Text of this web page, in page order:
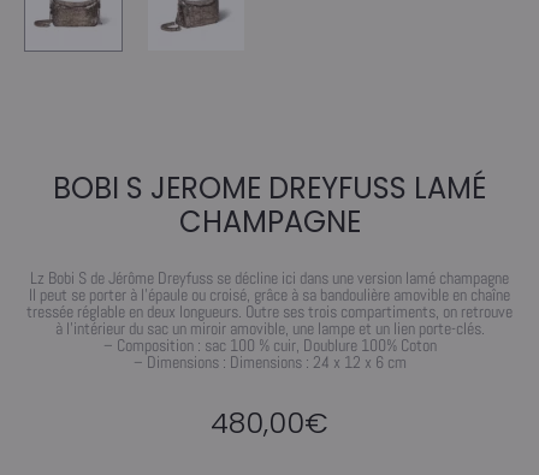
BOBI S JEROME DREYFUSS LAMÉ
CHAMPAGNE
Lz Bobi S de Jérôme Dreyfuss se décline ici dans une version lamé champagne
Il peut se porter à l’épaule ou croisé, grâce à sa bandoulière amovible en chaîne
tressée réglable en deux longueurs. Outre ses trois compartiments, on retrouve
à l’intérieur du sac un miroir amovible, une lampe et un lien porte-clés.
– Composition : sac 100 % cuir, Doublure 100% Coton
– Dimensions : Dimensions : 24 x 12 x 6 cm
480,00€